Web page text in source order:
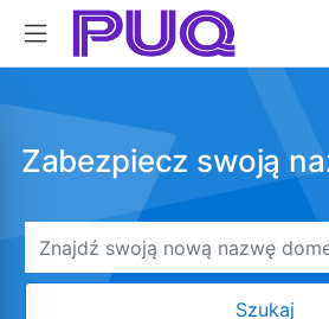
Zabezpiecz swoją